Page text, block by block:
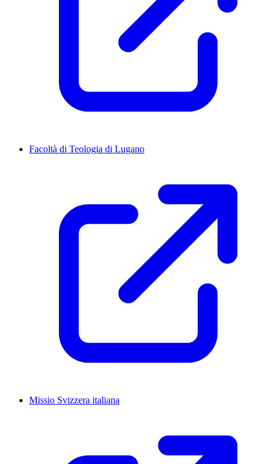
Facoltà di Teologia di Lugano
Missio Svizzera italiana